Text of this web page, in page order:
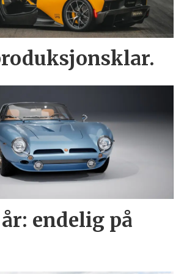
endelig på